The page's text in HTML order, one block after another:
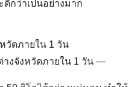
50 กิโลได้อย่างแน่นอน ทำให้
ต่คงไม่สามารถขนส่งแบบ
ดีที่สุดสำหรับคำถามที่ว่า ส่ง